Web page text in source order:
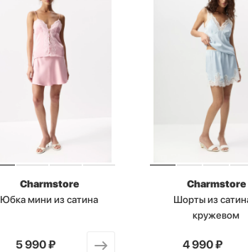
Charmstore
Юбка мини из сатина
5 990 ₽
Charmstore
Шорты из
кружевом
4 990 ₽